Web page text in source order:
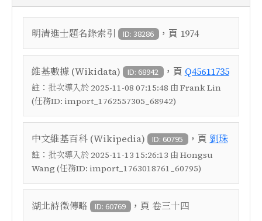
明清進士題名錄索引 ID: 38286 ，頁 1974
維基數據 (Wikidata) ID: 68942 ，頁 Q45611735
註： 批次導入於 2025-11-08 07:15:48 由 Frank Lin
(任務ID: import_1762557305_68942)
中文維基百科 (Wikipedia) ID: 60795 ，頁 劉珠
註： 批次導入於 2025-11-13 15:26:13 由 Hongsu
Wang (任務ID: import_1763018761_60795)
湖北詩徵傳略 ID: 60769 ，頁 卷三十四